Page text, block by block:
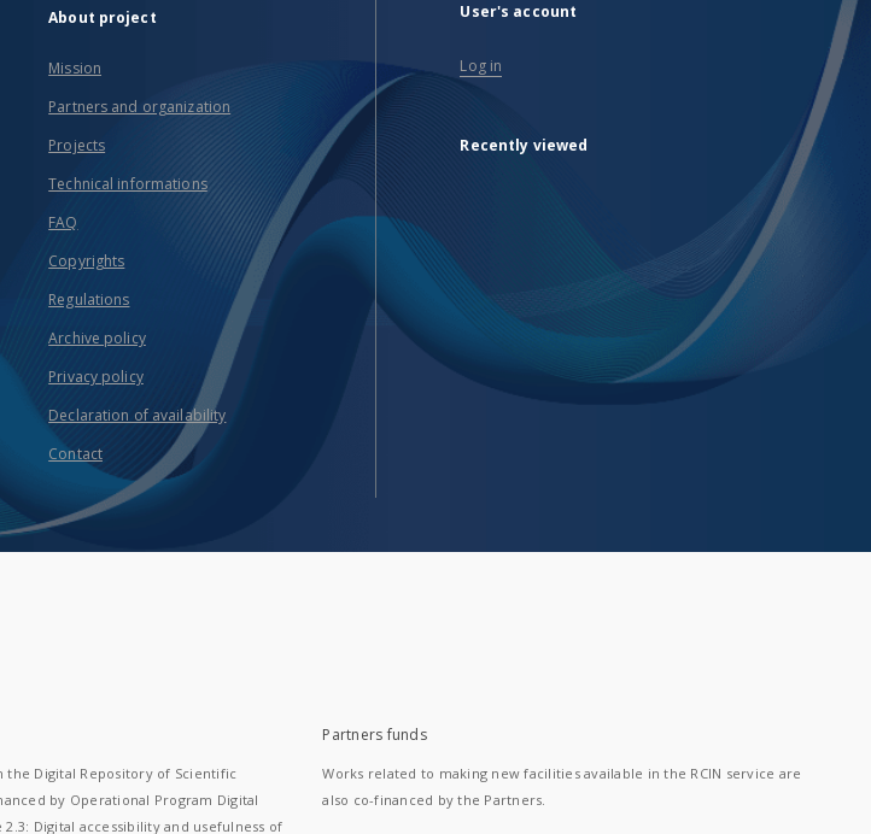
About project
Mission
Partners and organization
Projects
Technical informations
FAQ
Copyrights
Regulations
Archive policy
Privacy policy
Declaration of availability
Contact
User's account
Log in
Recently viewed
the Digital Repository of Scientific
by Operational Program Digital
2.3: Digital accessibility and usefulness of
Partners funds
Works related to making new facilities available in the RCIN service are
also co-financed by the Partners.